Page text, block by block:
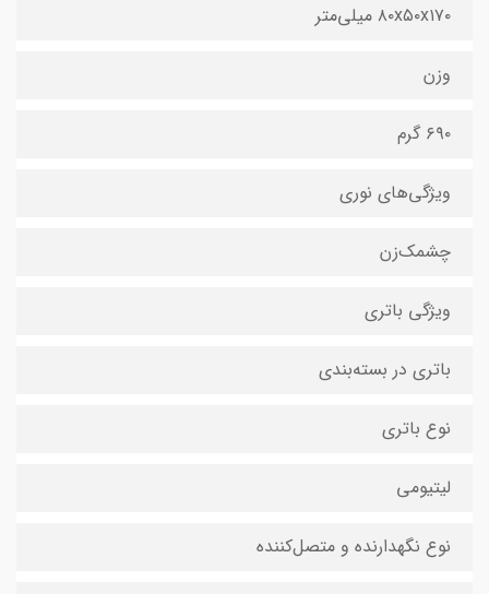
۸۰x۵۰x۱۷۰ میلی‌متر
وزن
۶۹۰ گرم
ویژگی‌های نوری
چشمک‌زن
ویژگی باتری
باتری در بسته‌بندی
نوع باتری
لیتیومی
نوع نگهدارنده و متصل‌کننده